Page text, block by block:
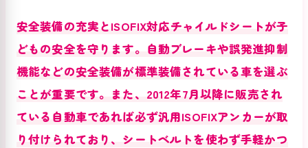
安全装備の充実とISOFIX対応チャイルドシートが子
どもの安全を守ります。自動ブレーキや誤発進抑制
機能などの安全装備が標準装備されている車を選ぶ
ことが重要です。また、2012年7月以降に販売され
ている自動車であれば必ず汎用ISOFIXアンカーが取
り付けられており、シートベルトを使わず手軽かつ